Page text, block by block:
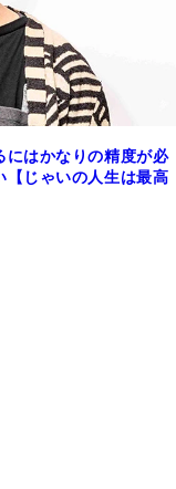
にはかなりの精度が必
【じゃいの人生は最高